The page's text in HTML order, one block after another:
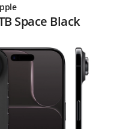
Space Black